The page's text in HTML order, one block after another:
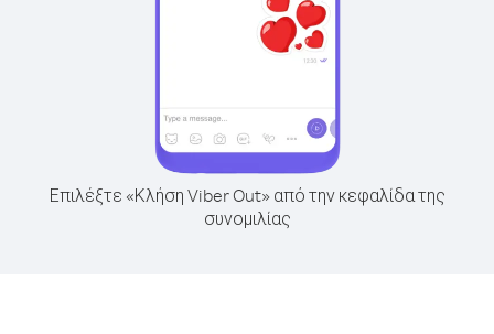
Επιλέξτε «Κλήση Viber Out» από την κεφαλίδα της
συνομιλίας